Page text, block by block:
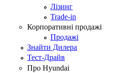
Лізинг
Trade-in
Корпоративні продажі
Продажі
Знайти Дилера
Тест-Драйв
Про Hyundai